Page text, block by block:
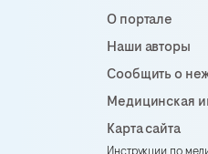
О портале
Наши авторы
Сообщить о
Медицинская
Карта сайта
Инструкции по